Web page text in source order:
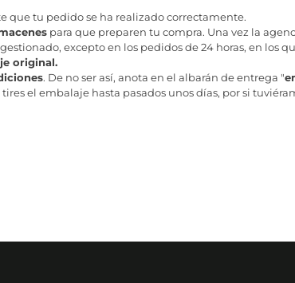
que tu pedido se ha realizado correctamente.
para que preparen tu compra. Una vez la
excepto en los pedidos de 24 horas, en los
original.
. De no ser así, anota en el albarán de entrega "
el embalaje hasta pasados unos días, por si